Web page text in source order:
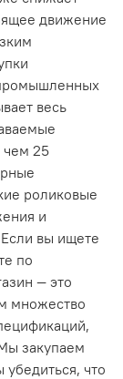
движение
весь
чем 25
роликовые
и
вы ищете
по
— это
множество
закупаем
что